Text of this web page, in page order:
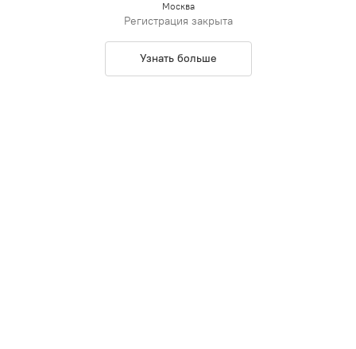
Москва
Регистрация закрыта
Узнать больше